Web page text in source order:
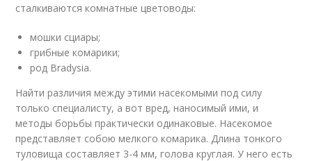
сталкиваются комнатные цветоводы:
мошки сциары;
грибные комарики;
род Bradysia.
Найти различия между этими насекомыми под силу
только специалисту, а вот вред, наносимый ими, и
методы борьбы практически одинаковые. Насекомое
представляет собою мелкого комарика. Длина тонкого
туловища составляет 3-4 мм, голова круглая. У него есть